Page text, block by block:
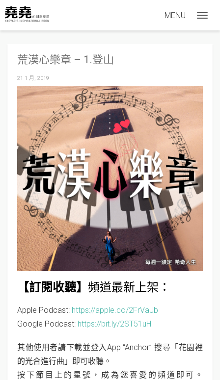
MENU
T
o
e
荒漠心樂章 – 1.登山
21 1 月, 2019
【訂閱收聽】 頻道最新上架：
Apple Podcast: https://apple.co/2FrVaJb
Google Podcast: https://bit.ly/2ST51uH
其他使用者請下載並登入App “Anchor” 搜尋「花園裡
的光合進行曲」即可收聽。
按下節目上的星號，成為您喜愛的頻道即可。